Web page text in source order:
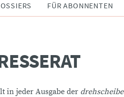
FÜR ABONNENTEN
in jeder Ausgabe der drehscheibe